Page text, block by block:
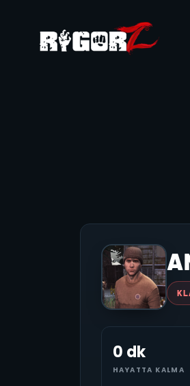
0 dk
HAYATTA KALMA